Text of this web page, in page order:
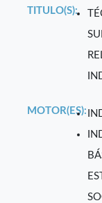
TITULO(S):
MOTOR(ES):